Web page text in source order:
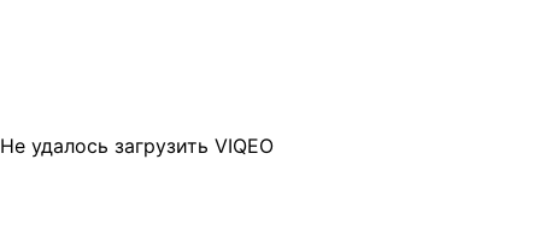
Не удалось загрузить VIQEO